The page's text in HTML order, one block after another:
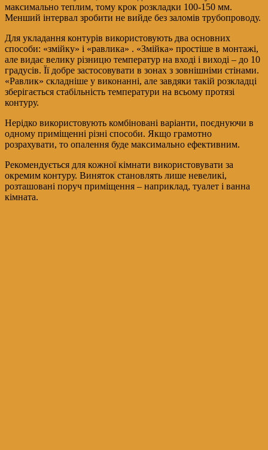
максимально теплим, тому крок розкладки 100-150 мм.
Менший інтервал зробити не вийде без заломів трубопроводу.
Для укладання контурів використовують два основних
способи: «змійку» і «равлика» . «Змійка» простіше в монтажі,
але видає велику різницю температур на вході і виході – до 10
градусів. Її добре застосовувати в зонах з зовнішніми стінами.
«Равлик» складніше у виконанні, але завдяки такій розкладці
зберігається стабільність температури на всьому протязі
контуру.
Нерідко використовують комбіновані варіанти, поєднуючи в
одному приміщенні різні способи. Якщо грамотно
розрахувати, то опалення буде максимально ефективним.
Рекомендується для кожної кімнати використовувати за
окремим контуру. Виняток становлять лише невеликі,
розташовані поруч приміщення – наприклад, туалет і ванна
кімната.